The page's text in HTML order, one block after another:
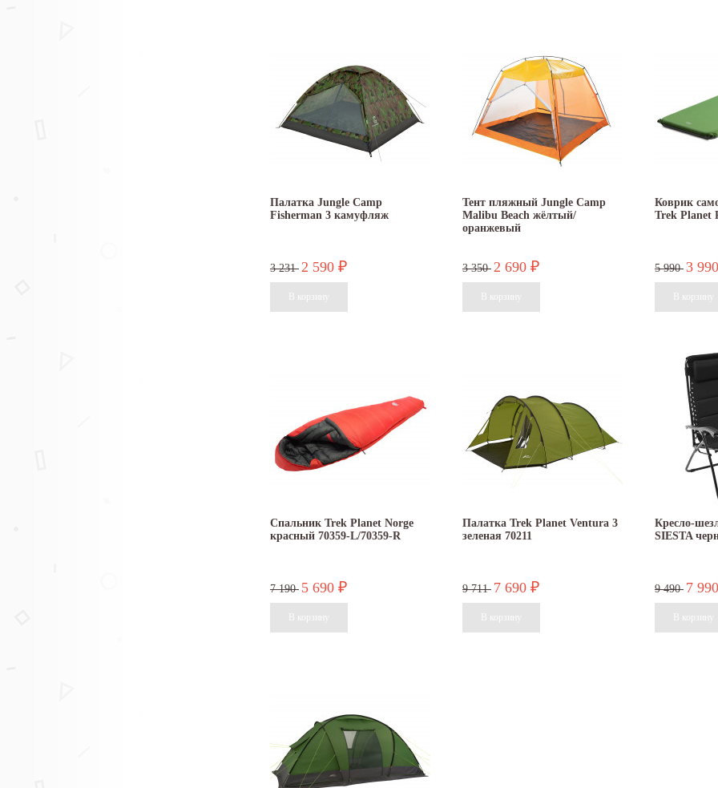
Палатка Jungle Camp
Fisherman 3 камуфляж
3 231 2 590 ₽
Тент пляжный Jungle Camp
Malibu Beach жёлтый/
оранжевый
3 350 2 690 ₽
Коврик
Trek Planet
5 990 3 990
Спальник Trek Planet Norge
красный 70359-L/70359-R
7 190 5 690 ₽
Палатка Trek Planet Ventura 3
зеленая 70211
9 711 7 690 ₽
Кресло-
SIESTA
9 490 7 990